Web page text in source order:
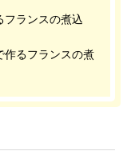
フランスの煮込
作るフランスの煮